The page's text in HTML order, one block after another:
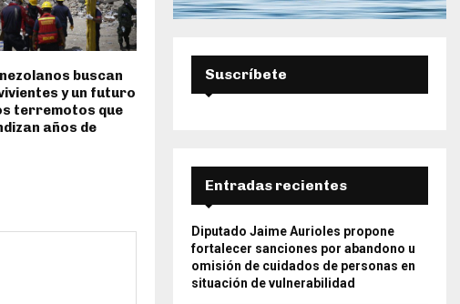
buscan
y un futuro
terremotos que
años de
Suscríbete
Entradas recientes
Diputado Jaime Aurioles propone
fortalecer sanciones por abandono u
omisión de cuidados de personas en
situación de vulnerabilidad